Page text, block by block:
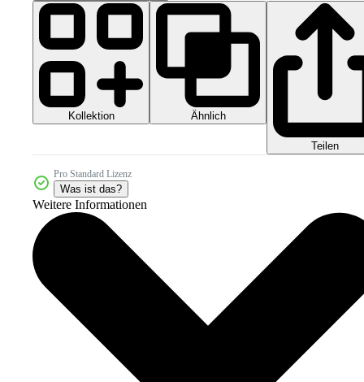
Kollektion Ähnlich
Teilen
Pro Standard Lizenz
Was ist das?
Weitere Informationen